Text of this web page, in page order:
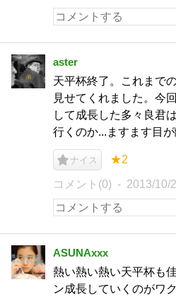
aster
天平杯終了。これまで
見せてくれました。今
して成長した多々良君
行くのか...ますます目が
ナイス ★2
コメント(0) 2013/10/
ASUNAxxx
熱い熱い熱い天平杯も
ン成長していくのがワ